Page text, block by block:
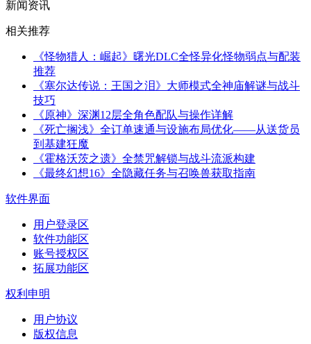
新闻资讯
相关推荐
《怪物猎人：崛起》曙光DLC全怪异化怪物弱点与配装
推荐
《塞尔达传说：王国之泪》大师模式全神庙解谜与战斗
技巧
《原神》深渊12层全角色配队与操作详解
《死亡搁浅》全订单速通与设施布局优化——从送货员
到基建狂魔
《霍格沃茨之遗》全禁咒解锁与战斗流派构建
《最终幻想16》全隐藏任务与召唤兽获取指南
软件界面
用户登录区
软件功能区
账号授权区
拓展功能区
权利申明
用户协议
版权信息